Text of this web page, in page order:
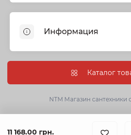
11 168.00 грн.
Запорная арматура
Трубы и фитинги
Насосное оборудование
Фильтры для питьевой воды
Информация
Информация о доставке
О нас
Условия соглашения
Гарантии
Каталог
NTM Магазин сантехники